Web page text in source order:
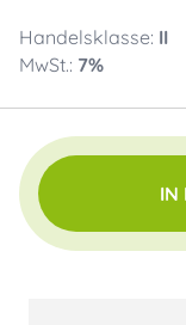
Handelsklasse: II
MwSt.: 7%
IN